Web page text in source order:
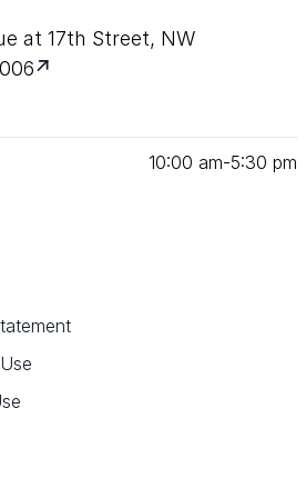
at 17th Street, NW
10:00 am‑5:30 pm